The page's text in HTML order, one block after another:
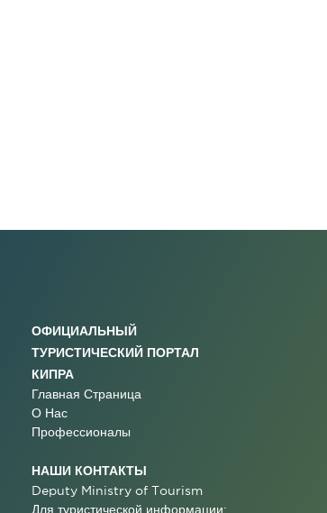
ОФИЦИАЛЬНЫЙ
ТУРИСТИЧЕСКИЙ ПОРТАЛ
КИПРА
Главная Страница
О Нас
Профессионалы
НАШИ КОНТАКТЫ
Deputy Ministry of Tourism
Для туристической информации: